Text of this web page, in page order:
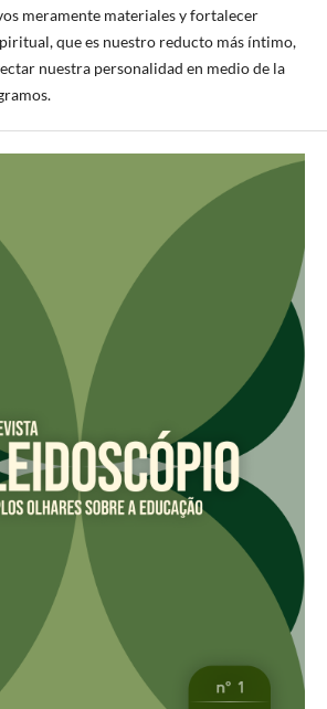
meramente materiales y fortalecer
que es nuestro reducto más íntimo,
nuestra personalidad en medio de la